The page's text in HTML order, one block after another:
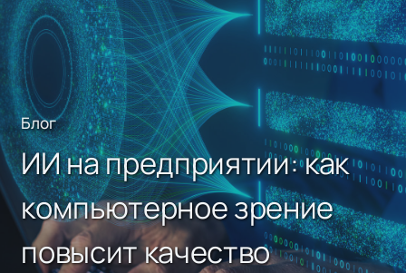
Блог
ИИ на предприятии: как
компьютерное зрение
повысит качество